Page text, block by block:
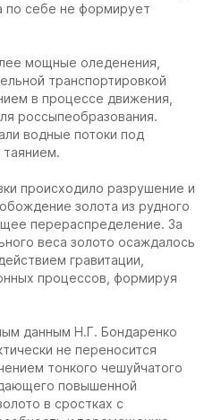
по себе не формирует
мощные оледенения,
транспортировкой
в процессе движения,
россыпеобразования.
водные потоки под
таянием.
происходило разрушение и
золота из рудного
перераспределение. За
веса золото осаждалось
гравитации,
процессов, формируя
данным Н.Г. Бондаренко
не переносится
тонкого чешуйчатого
повышенной
в сростках с